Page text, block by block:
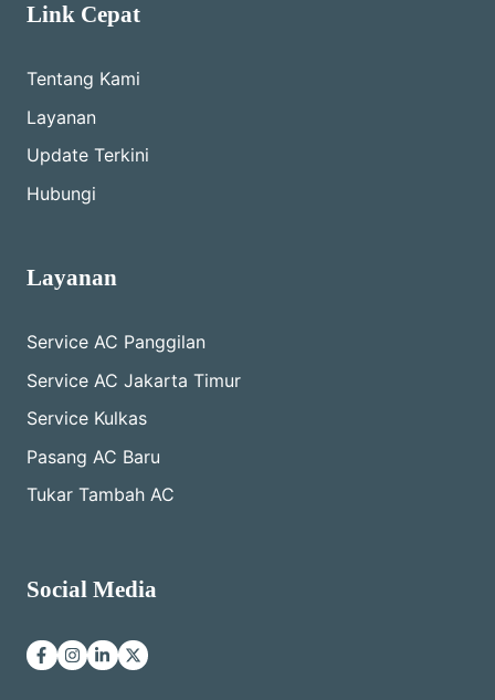
Link Cepat
Tentang Kami
Layanan
Update Terkini
Hubungi
Layanan
Service AC Panggilan
Service AC Jakarta Timur
Service Kulkas
Pasang AC Baru
Tukar Tambah AC
Social Media